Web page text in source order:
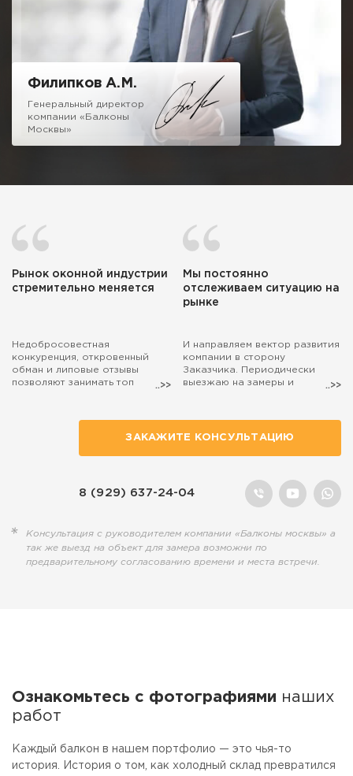
Надеюсь на честное и взаимовыгодное сотрудничество!
Филипков А.М.
Генеральный директор
компании «Балконы
Москвы»
Рынок оконной индустрии
стремительно меняется
Недобросовестная
конкуренция, откровенный
обман и липовые отзывы
позволяют занимать топ
действительно занятые
полезным делом, остаются на
Мы постоянно
отслеживаем ситуацию на
рынке
И направляем вектор развития
компании в сторону
Заказчика. Периодически
выезжаю на замеры и
балкона выехал лично я, то
просто попросите об этом
ЗАКАЖИТЕ КОНСУЛЬТАЦИЮ
8 (929) 637-24-04
Консультация с руководителем компании «Балконы москвы» а
так же выезд на объект для замера возможни по
предварительному согласованию времени и места встречи.
Ознакомьтесь с фотографиями наших
работ
Каждый балкон в нашем портфолио — это чья-то
история. История о том, как холодный склад превратился